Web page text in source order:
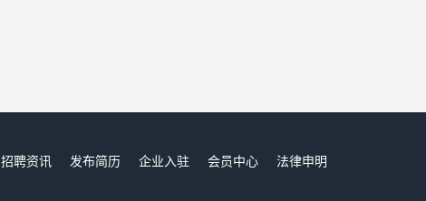
招聘资讯 发布简历 企业入驻 会员中心
法律申明